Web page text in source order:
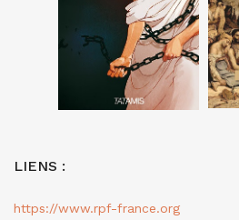
LIENS :
https://www.rpf-france.org